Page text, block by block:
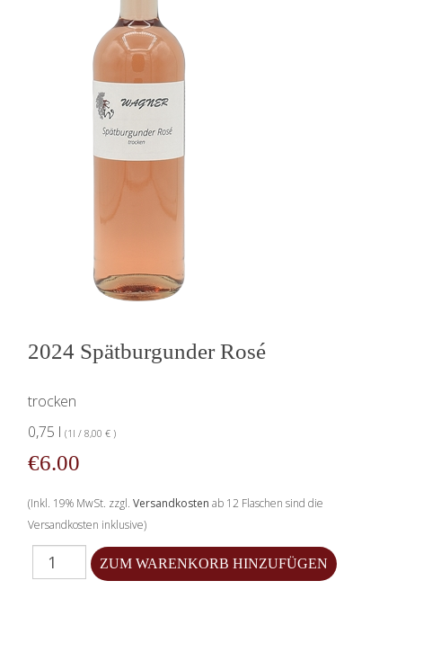
2024 Spätburgunder Rosé
trocken
0,75 l (1l / 8,00 € )
€6.00
(Inkl. 19% MwSt. zzgl. Versandkosten ab 12 Flaschen sind die
Versandkosten inklusive)
Menge für 2024 Spätburgunder Rosé